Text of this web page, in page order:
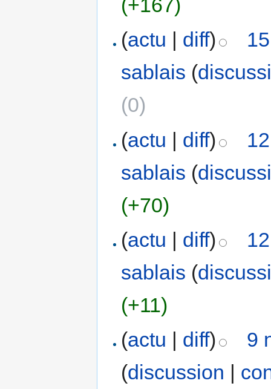
(+167)
(actu | diff)
sablais (
(0)
(actu | diff)
sablais (
(+70)
(actu | diff)
sablais (
(+11)
(actu diff)
9
(discussion